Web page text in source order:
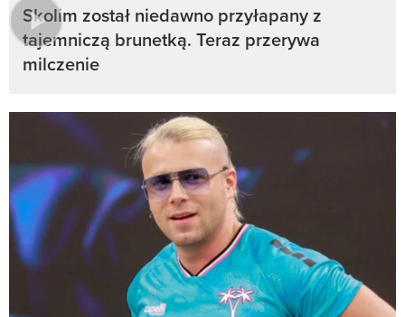
Skolim został niedawno przyłapany z
tajemniczą brunetką. Teraz przerywa
milczenie